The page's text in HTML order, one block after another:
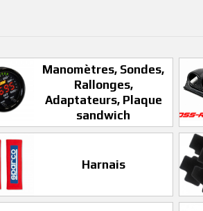
Manomètres, Sondes,
Rallonges,
Adaptateurs, Plaque
sandwich
Harnais